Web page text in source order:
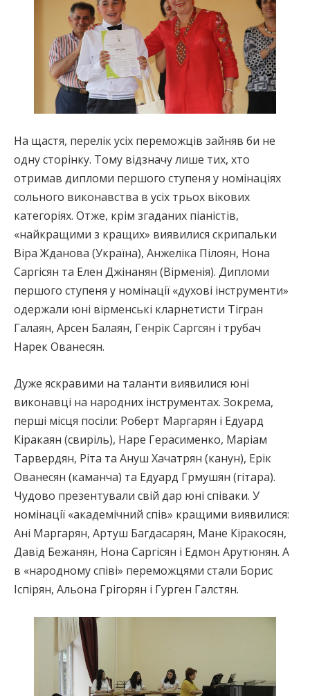
На щастя, перелік усіх переможців зайняв би не
одну сторінку. Тому відзначу лише тих, хто
отримав дипломи першого ступеня у номінаціях
сольного виконавства в усіх трьох вікових
категоріях. Отже, крім згаданих піаністів,
«найкращими з кращих» виявилися скрипальки
Віра Жданова (Україна), Анжеліка Пілоян, Нона
Саргісян та Елен Джінанян (Вірменія). Дипломи
першого ступеня у номінації «духові інструменти»
одержали юні вірменські кларнетисти Тігран
Галаян, Арсен Балаян, Генрік Саргсян і трубач
Нарек Ованесян.
Дуже яскравими на таланти виявилися юні
виконавці на народних інструментах. Зокрема,
перші місця посіли: Роберт Маргарян і Едуард
Кіракаян (свиріль), Наре Герасименко, Маріам
Тарвердян, Ріта та Ануш Хачатрян (канун), Ерік
Ованесян (каманча) та Едуард Грмушян (гітара).
Чудово презентували свій дар юні співаки. У
номінації «академічний спів» кращими виявилися:
Ані Маргарян, Артуш Багдасарян, Мане Кіракосян,
Давід Бежанян, Нона Саргісян і Едмон Арутюнян. А
в «народному співі» переможцями стали Борис
Іспірян, Альона Грігорян і Гурген Галстян.